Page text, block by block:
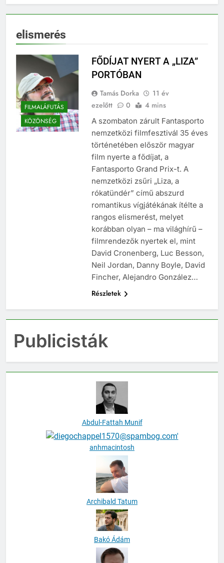
elismerés
FILMALÁFUTÁS
KÖZÖNSÉG
FŐDÍJAT NYERT A „LIZA”
PORTÓBAN
Tamás Dorka
11 év
ezelőtt
0 4 mins
A szombaton zárult Fantasporto
nemzetközi filmfesztivál 35 éves
történetében először magyar
film nyerte a fődíjat, a
Fantasporto Grand Prix-t. A
nemzetközi zsűri „Liza, a
rókatündér” című abszurd
romantikus vígjátékának ítélte a
rangos elismerést, melyet
korábban olyan – ma világhírű –
filmrendezők nyertek el, mint
David Cronenberg, Luc Besson,
Neil Jordan, Danny Boyle, David
Fincher, Alejandro González…
Részletek
Publicisták
Abdul-Fattah Munif
anhmacintosh
Archibald Tatum
Bakó Ádám